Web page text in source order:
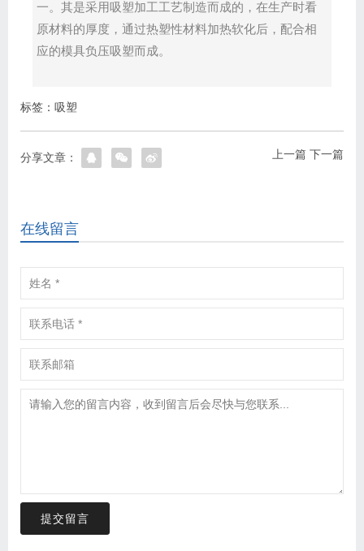
一。其是采用吸塑加工工艺制造而成的，在生产时看
原材料的厚度，通过热塑性材料加热软化后，配合相
应的模具负压吸塑而成。
标签： 吸塑
上一篇 下一篇
分享文章：
在线留言
提交留言